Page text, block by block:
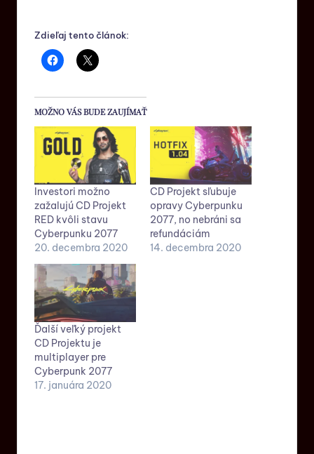
Zdieľaj tento článok:
MOŽNO VÁS BUDE ZAUJÍMAŤ
Investori možno
zažalujú CD Projekt
RED kvôli stavu
Cyberpunku 2077
20. decembra 2020
CD Projekt sľubuje
opravy Cyberpunku
2077, no nebráni sa
refundáciám
14. decembra 2020
Ďalší veľký projekt
CD Projektu je
multiplayer pre
Cyberpunk 2077
17. januára 2020